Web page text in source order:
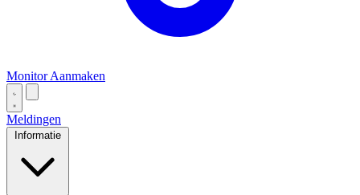
Monitor Aanmaken
Meldingen
Informatie